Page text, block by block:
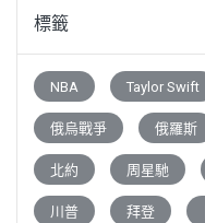
標籤
NBA Taylor Swift
俄烏戰爭 俄羅斯
北約 周星馳
川普 拜登